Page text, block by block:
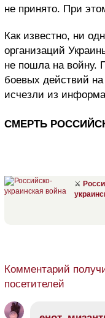
не принято. При
Как известно, ни
организаций
не пошла на войну.
боевых действий
исчезли из
СМЕРТЬ
⚔
Комментарий
посетителей